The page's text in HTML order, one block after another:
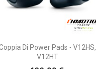
Anteprima
Di Power Pads - V12HS,
V12HT